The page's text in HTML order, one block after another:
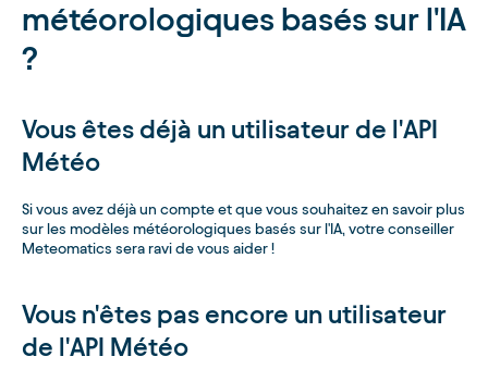
météorologiques basés sur l'IA
?
Vous êtes déjà un utilisateur de l'API
Météo
Si vous avez déjà un compte et que vous souhaitez en savoir plus
sur les modèles météorologiques basés sur l'IA, votre conseiller
Meteomatics sera ravi de vous aider !
Vous n'êtes pas encore un utilisateur
de l'API Météo